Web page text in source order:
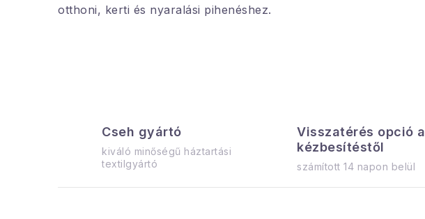
Cseh gyártó
kiváló minőségű háztartási
textilgyártó
Visszatérés opció a
kézbesítéstől
számított 14 napon belül
otthoni, kerti és nyaralási pihenéshez.